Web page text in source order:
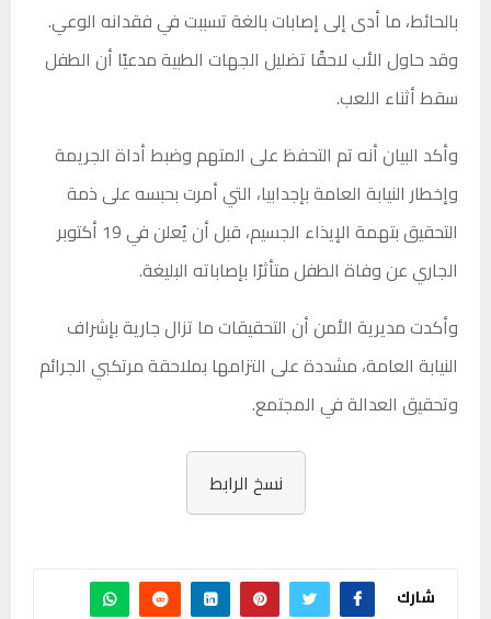
بالحائط، ما أدى إلى إصابات بالغة تسببت في فقدانه الوعي.
وقد حاول الأب لاحقًا تضليل الجهات الطبية مدعيًا أن الطفل
سقط أثناء اللعب.
وأكد البيان أنه تم التحفظ على المتهم وضبط أداة الجريمة
وإخطار النيابة العامة بإجدابيا، التي أمرت بحبسه على ذمة
التحقيق بتهمة الإيذاء الجسيم، قبل أن يُعلن في 19 أكتوبر
الجاري عن وفاة الطفل متأثرًا بإصاباته البليغة.
وأكدت مديرية الأمن أن التحقيقات ما تزال جارية بإشراف
النيابة العامة، مشددة على التزامها بملاحقة مرتكبي الجرائم
وتحقيق العدالة في المجتمع.
نسخ الرابط
شارك